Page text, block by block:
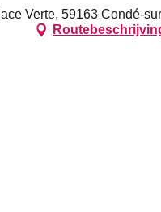
Verte, 59163 Condé-